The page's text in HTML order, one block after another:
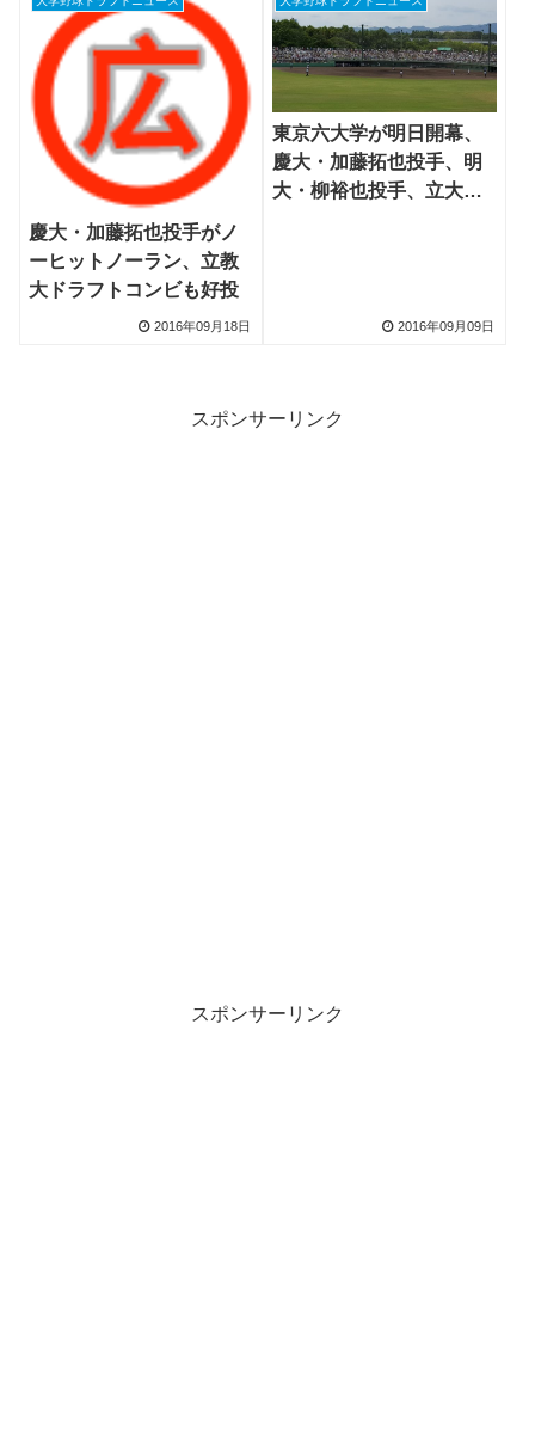
慶大・加藤拓也投手がノ
ーヒットノーラン、立教
大ドラフトコンビも好投
2016年09月18日
東京六大学が明日開幕、
慶大・加藤拓也投手、明
大・柳裕也投手、立大・
2016年09月09日
スポンサーリンク
スポンサーリンク